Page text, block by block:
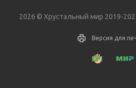
2026 © Хрустальный мир 2019-
Версия для